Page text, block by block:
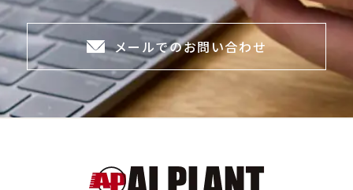
メールでのお問い合わせ